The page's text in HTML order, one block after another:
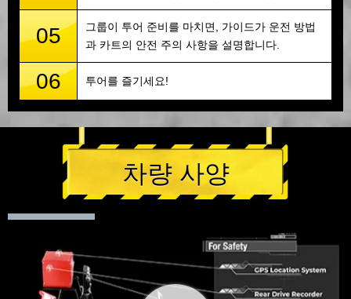
05
그룹이 투어 준비를 마치면, 가이드가 운전 방법
과 카트의 안전 주의 사항을 설명합니다.
06 투어를 즐기세요!
차량 사양